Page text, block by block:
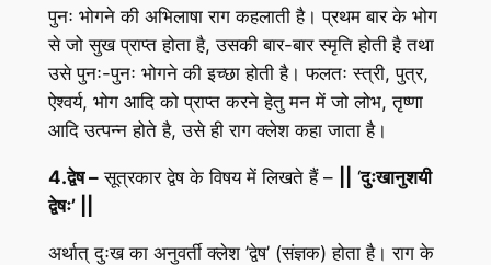
पुनः भोगने की अभिलाषा राग कहलाती है। प्रथम बार के भोग
से जो सुख प्राप्त होता है, उसकी बार-बार स्मृति होती है तथा
उसे पुनः-पुनः भोगने की इच्छा होती है। फलतः स्त्री, पुत्र,
ऐश्वर्य, भोग आदि को प्राप्त करने हेतु मन में जो लोभ, तृष्णा
आदि उत्पन्न होते है, उसे ही राग क्लेश कहा जाता है।
4.द्वेष–सूत्रकार द्वेष के विषय में लिखते हैं – ‘दुःखानुशयी
द्वेषः’ ||
अर्थात् दुःख का अनुवर्ती क्लेश ’द्वेष’ (संज्ञक) होता है। राग के